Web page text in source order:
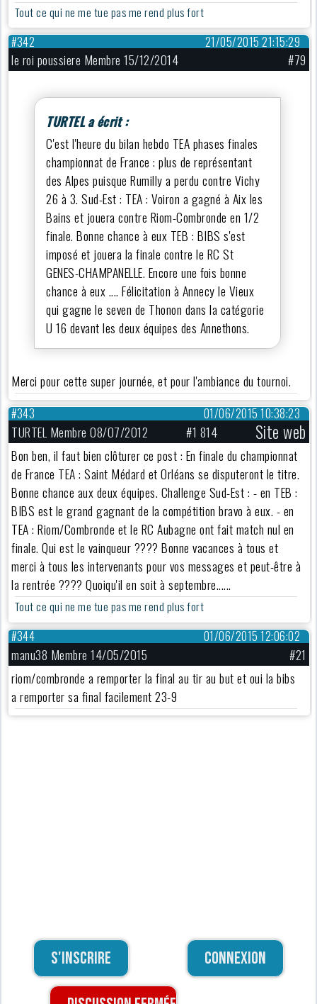
Tout ce qui ne me tue pas me rend plus fort
21/05/2015 21:15:29
#342
le roi poussiere Membre 15/12/2014 #79
TURTEL a écrit :
C'est l'heure du bilan hebdo TEA phases finales
championnat de France : plus de représentant
des Alpes puisque Rumilly a perdu contre Vichy
26 à 3. Sud-Est : TEA : Voiron a gagné à Aix les
Bains et jouera contre Riom-Combronde en 1/2
finale. Bonne chance à eux TEB : BIBS s'est
imposé et jouera la finale contre le RC St
GENES-CHAMPANELLE. Encore une fois bonne
chance à eux .... Félicitation à Annecy le Vieux
qui gagne le seven de Thonon dans la catégorie
U 16 devant les deux équipes des Annethons.
Merci pour cette super journée, et pour l'ambiance du tournoi.
01/06/2015 10:38:23
#343
TURTEL Membre 08/07/2012 #1 814 Site web
Bon ben, il faut bien clôturer ce post : En finale du championnat
de France TEA : Saint Médard et Orléans se disputeront le titre.
Bonne chance aux deux équipes. Challenge Sud-Est : - en TEB :
BIBS est le grand gagnant de la compétition bravo à eux. - en
TEA : Riom/Combronde et le RC Aubagne ont fait match nul en
finale. Qui est le vainqueur ???? Bonne vacances à tous et
merci à tous les intervenants pour vos messages et peut-être à
la rentrée ???? Quoiqu'il en soit à septembre......
Tout ce qui ne me tue pas me rend plus fort
01/06/2015 12:06:02
#344
manu38 Membre 14/05/2015
#21
riom/combronde a remporter la final au tir au but et oui la bibs
a remporter sa final facilement 23-9
S'inscrire Connexion